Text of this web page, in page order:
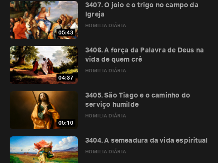
05:43
HOMILIA DIÁRIA
3407. O joio e o trigo no campo da
Igreja
04:37
HOMILIA DIÁRIA
3406. A força da Palavra de Deus na
vida de quem crê
05:10
HOMILIA DIÁRIA
3405. São Tiago e o caminho do
serviço humilde
HOMILIA DIÁRIA
3404. A semeadura da vida espiritual